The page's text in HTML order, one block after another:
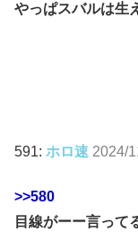
やっぱスバルは生
591: ホロ速 2024/
>>580
目線がーー言って